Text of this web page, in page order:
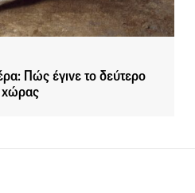
Πώς έγινε το δεύτερο
χώρας